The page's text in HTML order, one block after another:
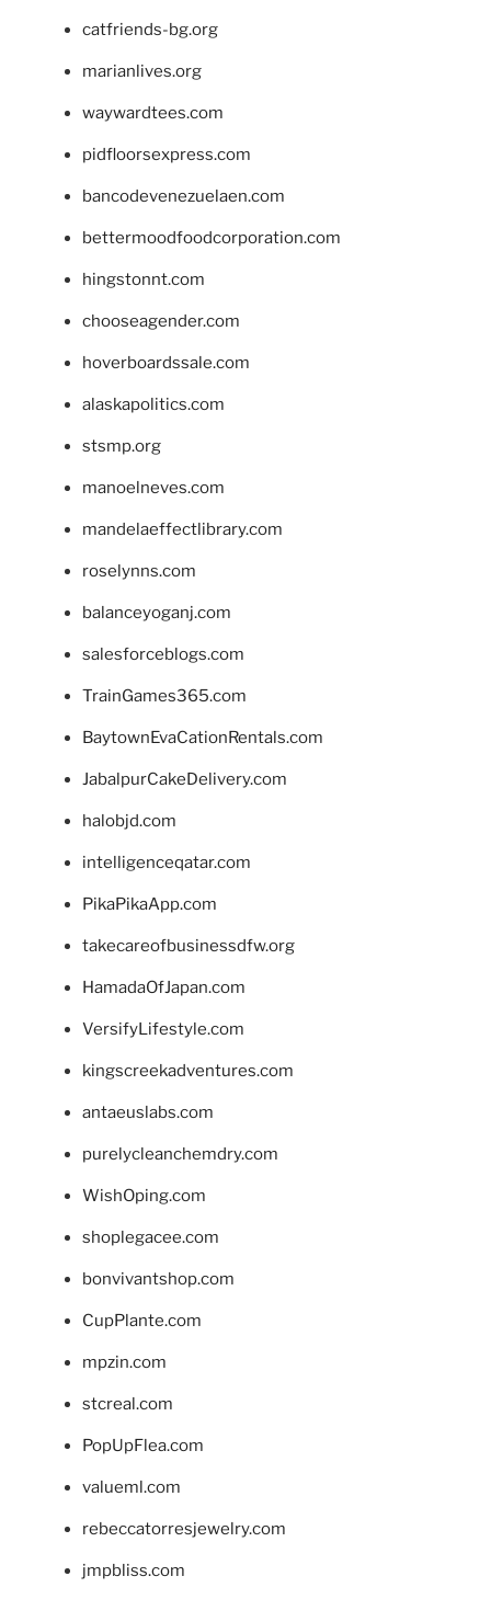
catfriends-bg.org
marianlives.org
waywardtees.com
pidfloorsexpress.com
bancodevenezuelaen.com
bettermoodfoodcorporation.com
hingstonnt.com
chooseagender.com
hoverboardssale.com
alaskapolitics.com
stsmp.org
manoelneves.com
mandelaeffectlibrary.com
roselynns.com
balanceyoganj.com
salesforceblogs.com
TrainGames365.com
BaytownEvaCationRentals.com
JabalpurCakeDelivery.com
halobjd.com
intelligenceqatar.com
PikaPikaApp.com
takecareofbusinessdfw.org
HamadaOfJapan.com
VersifyLifestyle.com
kingscreekadventures.com
antaeuslabs.com
purelycleanchemdry.com
WishOping.com
shoplegacee.com
bonvivantshop.com
CupPlante.com
mpzin.com
stcreal.com
PopUpFlea.com
valueml.com
rebeccatorresjewelry.com
jmpbliss.com